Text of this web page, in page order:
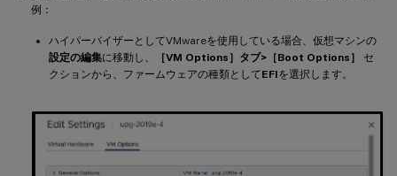
例：
ハイパーバイザーとしてVMwareを使用している場合、仮想マシンの
設定の編集に移動し、 ［VM Options］タブ>［Boot Options］
セ
クションから、ファームウェアの種類としてEFIを選択します。